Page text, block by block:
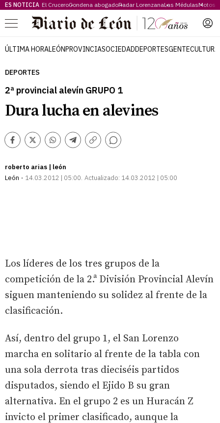
ES NOTICIA El CruceroCondena abogadoRadar LorenzanaLas MédulasMotos
Menú
ÚLTIMA HORALEÓNPROVINCIASOCIEDADDEPORTESGENTECULTURA
DEPORTES
2ª provincial alevín GRUPO 1
Dura lucha en alevines
Facebook
TwitterWhatsappTelegram
Copiar
Comentarios
roberto arias | león
León
14.03.2012 | 05:00 Actualizado: 14.03.2012 | 05:00
Los líderes de los tres grupos de la
competición de la 2.ª División Provincial Alevín
siguen manteniendo su solidez al frente de la
clasificación.
Así, dentro del grupo 1, el San Lorenzo
marcha en solitario al frente de la tabla con
una sola derrota tras dieciséis partidos
disputados, siendo el Ejido B su gran
alternativa. En el grupo 2 es un Huracán Z
invicto el primer clasificado, aunque la